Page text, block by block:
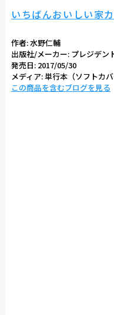
いちばんおいしい家
作者:水野仁輔
出版社/メーカー:プレジデン
発売日:2017/05/30
メディア:単行本（ソフトカバ
この商品を含むブログを見る